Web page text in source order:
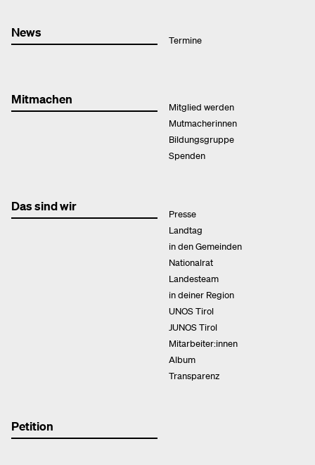
News
Termine
Mitmachen
Mitglied werden
Mutmacherinnen
Bildungsgruppe
Spenden
Das sind wir
Presse
Landtag
in den Gemeinden
Nationalrat
Landesteam
in deiner Region
UNOS Tirol
JUNOS Tirol
Mitarbeiter:innen
Album
Transparenz
Petition